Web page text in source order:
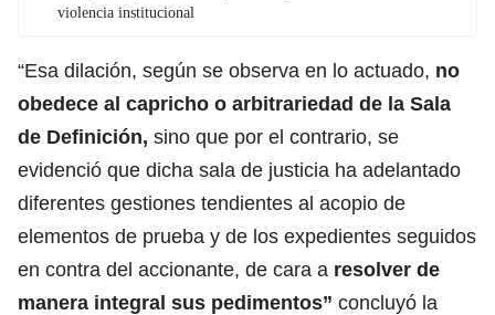
violencia institucional
“Esa dilación, según se observa en lo actuado, no
obedece al capricho o arbitrariedad de la Sala
de Definición, sino que por el contrario, se
evidenció que dicha sala de justicia ha adelantado
diferentes gestiones tendientes al acopio de
elementos de prueba y de los expedientes seguidos
en contra del accionante, de cara a resolver de
manera integral sus pedimentos” concluyó la